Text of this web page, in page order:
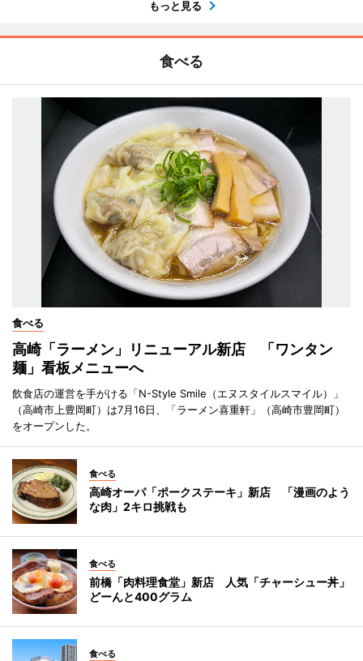
もっと見る
食べる
食べる
高崎「ラーメン」リニューアル新店 「ワンタン
麺」看板メニューへ
飲食店の運営を手がける「N-Style Smile（エヌスタイルスマイル）」
（高崎市上豊岡町）は7月16日、「ラーメン喜重軒」（高崎市豊岡町）
をオープンした。
食べる
高崎オーパ「ポークステーキ」新店 「漫画のよう
な肉」2キロ挑戦も
食べる
前橋「肉料理食堂」新店 人気「チャーシュー丼」
どーんと400グラム
食べる